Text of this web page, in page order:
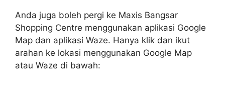
Anda juga boleh pergi ke Maxis Bangsar
Shopping Centre menggunakan aplikasi Google
Map dan aplikasi Waze. Hanya klik dan ikut
arahan ke lokasi menggunakan Google Map
atau Waze di bawah: